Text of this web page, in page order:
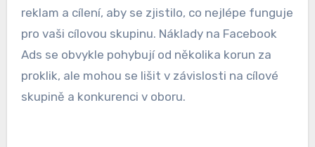
reklam a cílení, aby se zjistilo, co nejlépe funguje
pro vaši cílovou skupinu. Náklady na Facebook
Ads se obvykle pohybují od několika korun za
proklik, ale mohou se lišit v závislosti na cílové
skupině a konkurenci v oboru.